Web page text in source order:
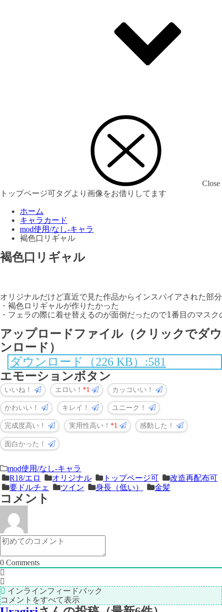
Close
トップページ可タグより画像をお借りしてます
ホーム
キャラカード
mod使用/なし-キャラ
褐色口リギャル
褐色口リギャル
オリジナルだけど直近で見た作品からインスパイアされた部
・褐色ロリギャルが作りたかった
・フェラの際に着せ替えるのが面倒だったので1番目のマ
アップロードファイル（クリックでダウ
ンロード）
ダウンロード（226 KB）:581
エモーションボタン
いいね！ エロい！ 1 カッコいい！
かわいい！ キレイ！ ユニーク！
完成度高い！ 実用性高い！ 1 感動した！
面白かった！
＜
次
の
記
事
前
の
記
事
＞
mod使用/なし-キャラ
R18/エロ
オリジナル トップページ可
改造再配布可
要ドルチェ
ツイン 身長（低い） 金髪
コメント
0 Comments
インラインフィードバック
コメントをすべて表示